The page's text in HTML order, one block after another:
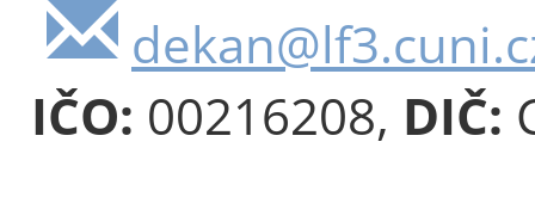
IČO: 00216208, DIČ: